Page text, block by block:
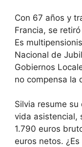
Con 67 años y
Francia, se
Es
Nacional de
Gobiernos
no compensa la
Silvia resume
vida asistencial,
1.790 euros
euros netos.